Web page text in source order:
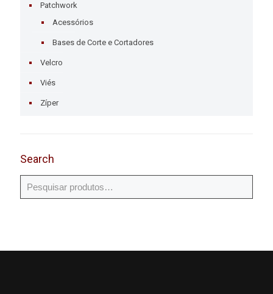
Patchwork
Acessórios
Bases de Corte e Cortadores
Velcro
Viés
Zíper
Search